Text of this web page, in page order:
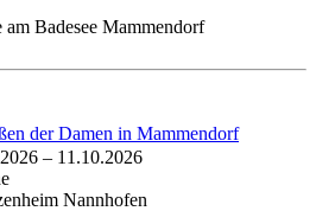
am Badesee Mammendorf
der Damen in Mammendorf
– 11.10.2026
Nannhofen